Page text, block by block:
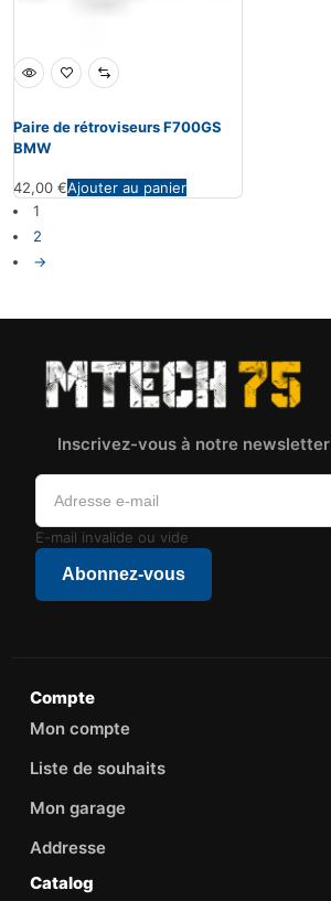
Paire de rétroviseurs F700GS
BMW
42,00 €Ajouter au panier
1
2
→
Inscrivez-vous à notre newsletter
E-mail invalide ou vide
Abonnez-vous
Compte
Mon compte
Liste de souhaits
Mon garage
Addresse
Catalog